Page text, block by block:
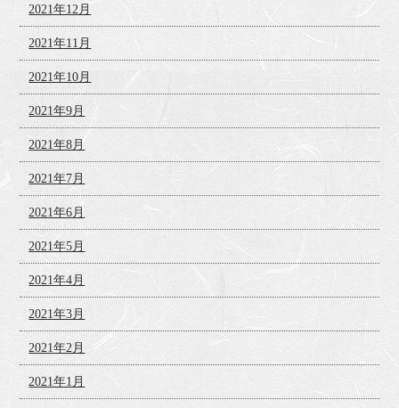
2021年12月
2021年11月
2021年10月
2021年9月
2021年8月
2021年7月
2021年6月
2021年5月
2021年4月
2021年3月
2021年2月
2021年1月